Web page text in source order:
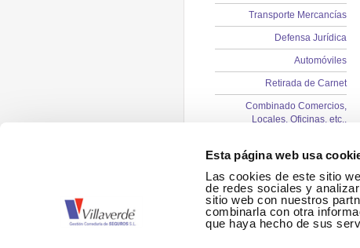
Esta página web usa
Las cookies de este sitio
de redes sociales y
sitio web con nuestros
combinarla con otra
que haya hecho de sus
Transporte Mercancías
Defensa Jurídica
Automóviles
Retirada de Carnet
Combinado Comercios,
Locales, Oficinas, etc..
compromisos por pensiones
Comercios
Autónomos
Particulares